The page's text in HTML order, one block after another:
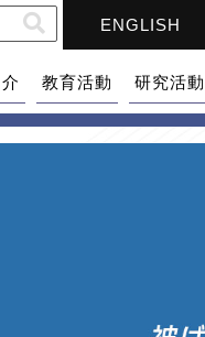
ENGLISH
教育活動 研究活動